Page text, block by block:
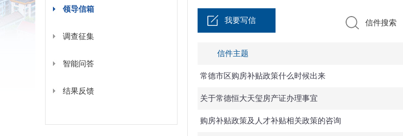
领导信箱
调查征集
智能问答
结果反馈
我要写信 信件搜索
信件主题
常德市区购房补贴政策什么时候出来
关于常德恒大天玺房产证办理事宜
购房补贴政策及人才补贴相关政策的咨询